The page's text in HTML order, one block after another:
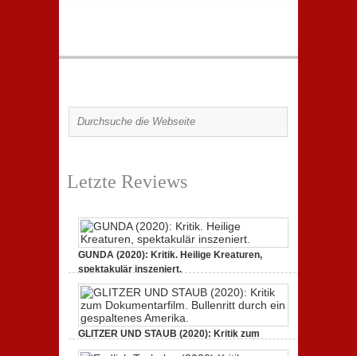
Letzte Reviews
GUNDA (2020): Kritik. Heilige Kreaturen,
spektakulär inszeniert.
GUNDA
(2020):
Kritik.
Kreaturen,
spektakulär
GLITZER UND STAUB (2020): Kritik zum
Dokumentarfilm.